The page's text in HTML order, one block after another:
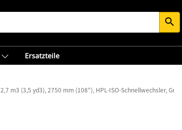
search
Ersatzteile
2,7 m3 (3,5 yd3), 2750 mm (108"), HPL-ISO-Schnellwechsler,